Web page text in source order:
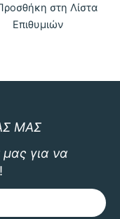
στη Λίστα
Επιθυμιών
ΜΑΣ
για να